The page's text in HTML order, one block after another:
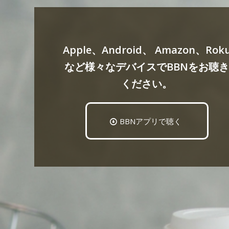
Apple、Android、 Amazon、
など様々なデバイスでBBNをお聴き
ください。
BBNアプリで聴く